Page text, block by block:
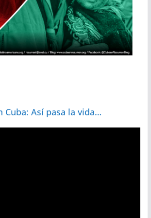
Cuba: Así pasa la vida…